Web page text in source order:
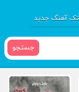
تک آهنگ جدید
جستجو